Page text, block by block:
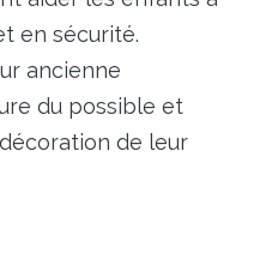
en sécurité.
ancienne
du possible et
de leur